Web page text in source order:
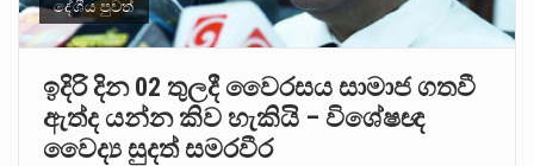
දේශීය පුවත්
ඉදිරි දින 02 තුලදී වෛරසය සාමාජ ගතවී
ඇත්ද යන්න කිව හැකියි – විශේෂඥ
වෛද්‍ය සුදත් සමරවීර